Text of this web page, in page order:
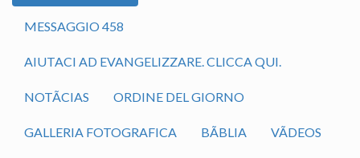
MESSAGGIO 458
AIUTACI AD EVANGELIZZARE. CLICCA QUI.
NOTÃ­CIAS ORDINE DEL GIORNO
GALLERIA FOTOGRAFICA BÃ­BLIA VÃ­DEOS